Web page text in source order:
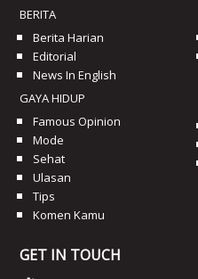
BERITA
Berita Harian
Editorial
News In English
GAYA HIDUP
Famous Opinion
Mode
Sehat
Ulasan
Tips
Komen Kamu
GET IN TOUCH